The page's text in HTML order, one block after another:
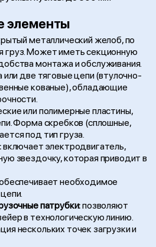
элементы
металлический желоб, по
груз. Может иметь секционную
монтажа и обслуживания.
две тяговые цепи (втулочно-
кованые), обладающие
или полимерные пластины,
Форма скребков (сплошные,
под тип груза.
включает электродвигатель,
звездочку, которая приводит в
необходимое
патрубки:позволяют
в технологическую линию.
нескольких точек загрузки и